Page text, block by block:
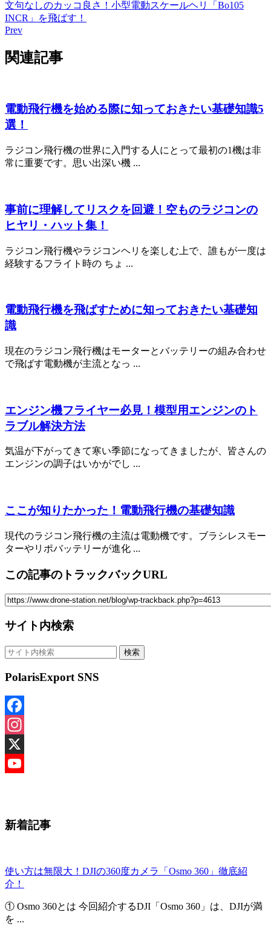
文句なしのカッコ良さ！小型電動スケールヘリ「Bo105
INCR」を飛ばす！
Prev
関連記事
電動飛行機を始める際に知っておきたい基礎知識5
選！
ラジコン飛行機の世界に入門する人にとって最初の1機は非
常に重要です。思い出深い機 ...
事前に理解してリスクを回避！空ものラジコンの
ヒヤリ・ハット集！
ラジコン飛行機やラジコンヘリを楽しむ上で、誰もが一度は
経験するフライト時の ちょ ...
電動飛行機を飛ばすために知っておきたい基礎知
識
現在のラジコン飛行機はモーターとバッテリーの組み合わせ
で飛ばす電動機が主流となっ ...
エンジン機フライヤー必見！模型用エンジンのト
ラブル解決方法
気温が下がってきて寒い季節になってきましたが、皆さんの
エンジンの調子はいかがでし ...
ここが知りたかった！電動飛行機の基礎知識
現代のラジコン飛行機の主流は電動機です。ブラシレスモー
ターやリポバッテリーが進化 ...
この記事のトラックバックURL
サイト内検索
PolarisExport SNS
Facebook
Instagram
X
新着記事
使い方は無限大！DJIの360度カメラ「Osmo 360」徹底紹
介！
① Osmo 360とは 今回紹介するDJI「Osmo 360」は、DJIが満
を ...